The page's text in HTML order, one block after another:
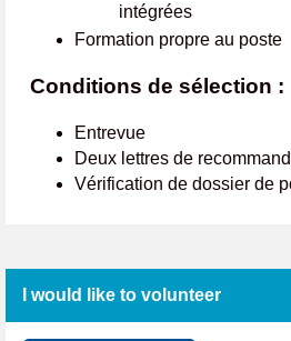
intégrées
Formation propre au poste
Conditions de sélection :
Entrevue
Deux lettres de
Vérification de dossier de
I would like to volunteer